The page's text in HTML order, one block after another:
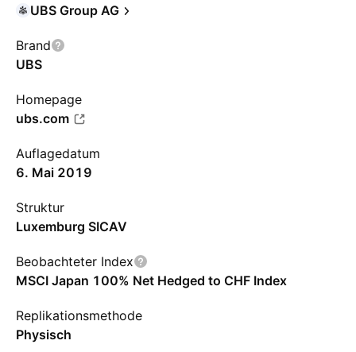
UBS Group AG
Brand
UBS
Homepage
ubs.com
Auflagedatum
6. Mai 2019
Struktur
Luxemburg SICAV
Beobachteter Index
MSCI Japan 100% Net Hedged to CHF Index
Replikationsmethode
Physisch